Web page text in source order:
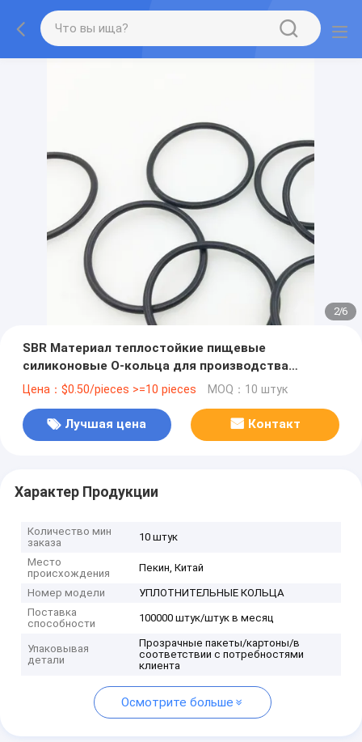
2/6
SBR Материал теплостойкие пищевые
силиконовые O-кольца для производства
OEM/ODM
Цена：$0.50/pieces >=10 pieces MOQ：10 штук
Лучшая цена Контакт
Характер Продукции
Количество мин
заказа
10 штук
Место
происхождения
Пекин, Китай
Номер модели
УПЛОТНИТЕЛЬНЫЕ КОЛЬЦА
Поставка
способности
100000 штук/штук в месяц
Упаковывая
детали
Прозрачные пакеты/картоны/в
соответствии с потребностями
клиента
Осмотрите больше